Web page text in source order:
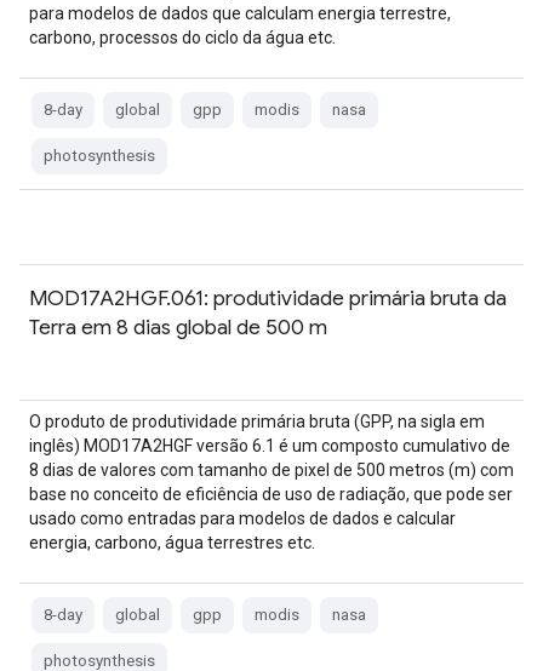
para modelos de dados que calculam energia terrestre,
carbono, processos do ciclo da água etc.
8-day global gpp modis nasa
photosynthesis
MOD17A2HGF.061: produtividade primária bruta da
Terra em 8 dias global de 500 m
O produto de produtividade primária bruta (GPP, na sigla em
inglês) MOD17A2HGF versão 6.1 é um composto cumulativo de
8 dias de valores com tamanho de pixel de 500 metros (m) com
base no conceito de eficiência de uso de radiação, que pode ser
usado como entradas para modelos de dados e calcular
energia, carbono, água terrestres etc.
8-day global gpp modis nasa
photosynthesis